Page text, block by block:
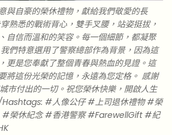
與自豪的榮休禮物，獻給我們敬愛的長
熟悉的戰術背心，雙手叉腰，站姿挺拔，
自信而溫和的笑容。每一個細節，都凝聚
們特意選用了警察總部作為背景，因為這
更是您奉獻了整個青春與熱血的見證。這
將這份光榮的記憶，永遠為您定格。 感謝
市付出的一切。祝您榮休快樂，開啟人生
#人像公仔 #上司退休禮物 #榮
榮休紀念 #香港警察 #FarewellGift #紀